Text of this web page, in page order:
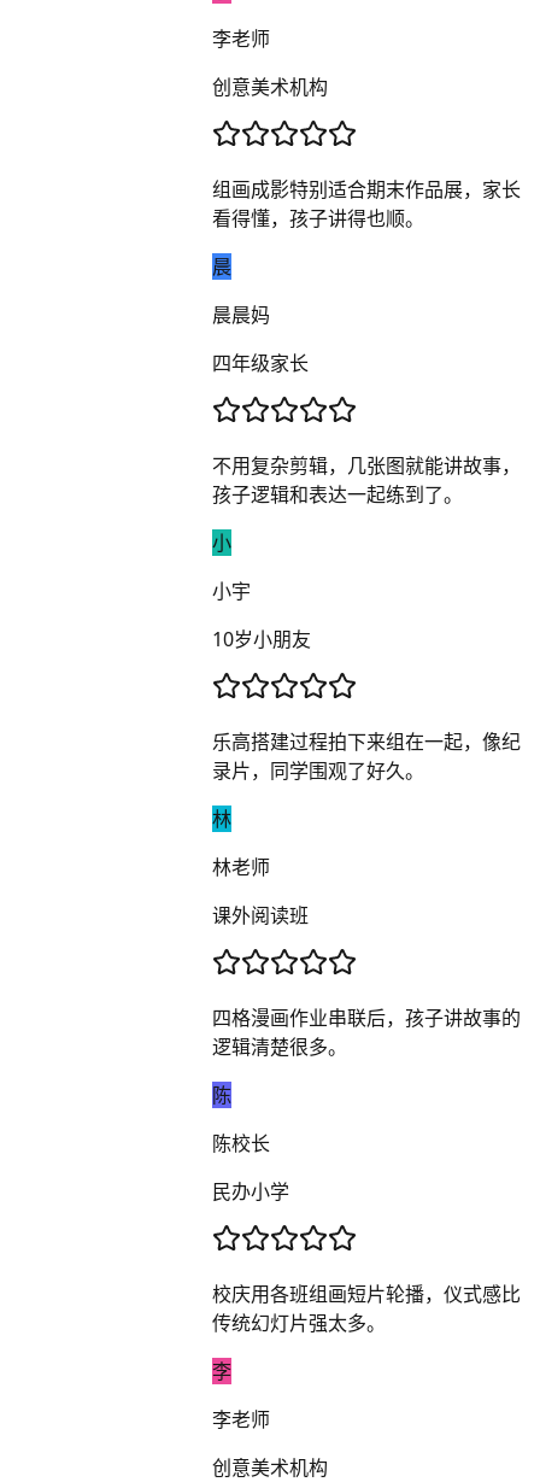
李老师
创意美术机构
组画成影特别适合期末作品展，家长
看得懂，孩子讲得也顺。
晨
晨晨妈
四年级家长
不用复杂剪辑，几张图就能讲故事，
孩子逻辑和表达一起练到了。
小
小宇
10岁小朋友
乐高搭建过程拍下来组在一起，像纪
录片，同学围观了好久。
林
林老师
课外阅读班
四格漫画作业串联后，孩子讲故事的
逻辑清楚很多。
陈
陈校长
民办小学
校庆用各班组画短片轮播，仪式感比
传统幻灯片强太多。
李
李老师
创意美术机构